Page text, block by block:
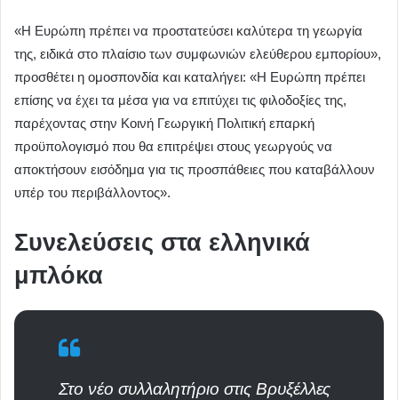
«Η Ευρώπη πρέπει να προστατεύσει καλύτερα τη γεωργία
της, ειδικά στο πλαίσιο των συμφωνιών ελεύθερου εμπορίου»,
προσθέτει η ομοσπονδία και καταλήγει: «Η Ευρώπη πρέπει
επίσης να έχει τα μέσα για να επιτύχει τις φιλοδοξίες της,
παρέχοντας στην Κοινή Γεωργική Πολιτική επαρκή
προϋπολογισμό που θα επιτρέψει στους γεωργούς να
αποκτήσουν εισόδημα για τις προσπάθειες που καταβάλλουν
υπέρ του περιβάλλοντος».
Συνελεύσεις στα ελληνικά
μπλόκα
Στο νέο συλλαλητήριο στις Βρυξέλλες